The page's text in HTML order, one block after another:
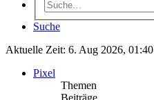
Suche
Aktuelle Zeit: 6. Aug 2026, 01:40
Pixel
Themen
Beiträge